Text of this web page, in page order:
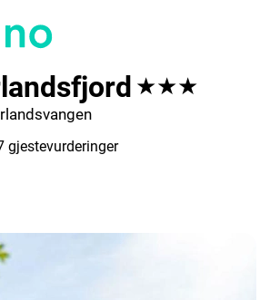
★★★
gjestevurderinger